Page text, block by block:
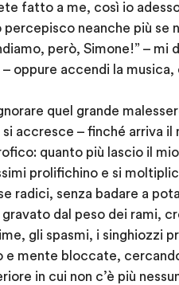
fatto a me, così io
neanche più se
però, Simone!” – mi
oppure accendi la
quel grande
accresce – finché arriva
quanto più lascio il mio
prolifichino e si
senza badare a
dal peso dei rami,
gli spasmi, i singhiozzi
mente bloccate,
in cui non c’è più